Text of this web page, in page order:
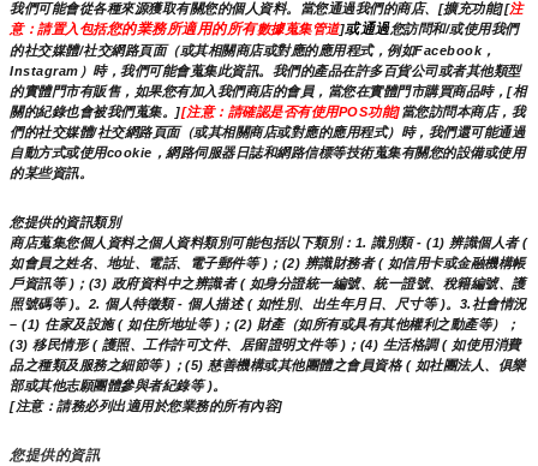
我們可能會從各種來源獲取有關您的個人資料。當您通過我們的商店、[擴充功能][注
意：請置入包括您的業務所適用的所有數據蒐集管道]或通過您訪問和/或使用我們
的社交媒體/社交網路頁面（或其相關商店或對應的應用程式，例如Facebook，
Instagram）時，我們可能會蒐集此資訊。我們的產品在許多百貨公司或者其他類型
的實體門市有販售，如果您有加入我們商店的會員，當您在實體門市購買商品時，[相
關的紀錄也會被我們蒐集。][注意：請確認是否有使用POS功能]當您訪問本商店，我
們的社交媒體/社交網路頁面（或其相關商店或對應的應用程式）時，我們還可能通過
自動方式或使用cookie，網路伺服器日誌和網路信標等技術蒐集有關您的設備或使用
的某些資訊。
您提供的資訊類別
商店蒐集您個人資料之個人資料類別可能包括以下類別：1. 識別類 - (1) 辨識個人者 (
如會員之姓名、地址、電話、電子郵件等 )；(2) 辨識財務者 ( 如信用卡或金融機構帳
戶資訊等 )；(3) 政府資料中之辨識者 ( 如身分證統一編號、統一證號、稅籍編號、護
照號碼等 )。2. 個人特徵類 - 個人描述 ( 如性別、出生年月日、尺寸等 )。3.社會情況
– (1) 住家及設施 ( 如住所地址等 )；(2) 財產（如所有或具有其他權利之動產等）；
(3) 移民情形 ( 護照、工作許可文件、居留證明文件等 )；(4) 生活格調 ( 如使用消費
品之種類及服務之細節等 )；(5) 慈善機構或其他團體之會員資格 ( 如社團法人、俱樂
部或其他志願團體參與者紀錄等 )。
[注意：請務必列出適用於您業務的所有內容]
您提供的資訊